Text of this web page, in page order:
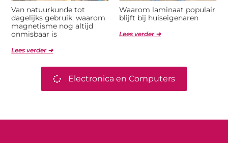
Van natuurkunde tot
dagelijks gebruik: waarom
magnetisme nog altijd
onmisbaar is
Lees verder ➜
Waarom laminaat populair
blijft bij huiseigenaren
Lees verder ➜
Electronica en Computers